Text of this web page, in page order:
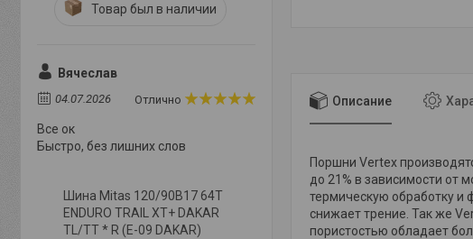
Описание
Поршни Vertex
до 21% в зависимости от
термическую обработку
снижает трение. Так же
пористостью обладает
Товар был в наличии
Вячеслав
04.07.2026 Отлично
Все ок
Быстро, без лишних слов
Шина Mitas 120/90B17 64T
ENDURO TRAIL XT+ DAKAR
TL/TT * R (E-09 DAKAR)